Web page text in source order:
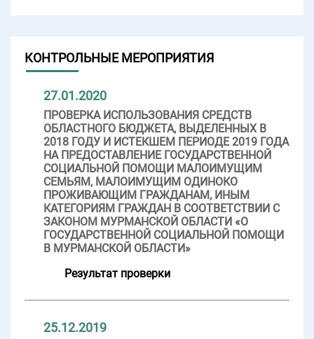
КОНТРОЛЬНЫЕ МЕРОПРИЯТИЯ
27.01.2020
ПРОВЕРКА ИСПОЛЬЗОВАНИЯ СРЕДСТВ
ОБЛАСТНОГО БЮДЖЕТА, ВЫДЕЛЕННЫХ В
2018 ГОДУ И ИСТЕКШЕМ ПЕРИОДЕ 2019 ГОДА
НА ПРЕДОСТАВЛЕНИЕ ГОСУДАРСТВЕННОЙ
СОЦИАЛЬНОЙ ПОМОЩИ МАЛОИМУЩИМ
СЕМЬЯМ, МАЛОИМУЩИМ ОДИНОКО
ПРОЖИВАЮЩИМ ГРАЖДАНАМ, ИНЫМ
КАТЕГОРИЯМ ГРАЖДАН В СООТВЕТСТВИИ С
ЗАКОНОМ МУРМАНСКОЙ ОБЛАСТИ «О
ГОСУДАРСТВЕННОЙ СОЦИАЛЬНОЙ ПОМОЩИ
В МУРМАНСКОЙ ОБЛАСТИ»
Результат проверки
25.12.2019